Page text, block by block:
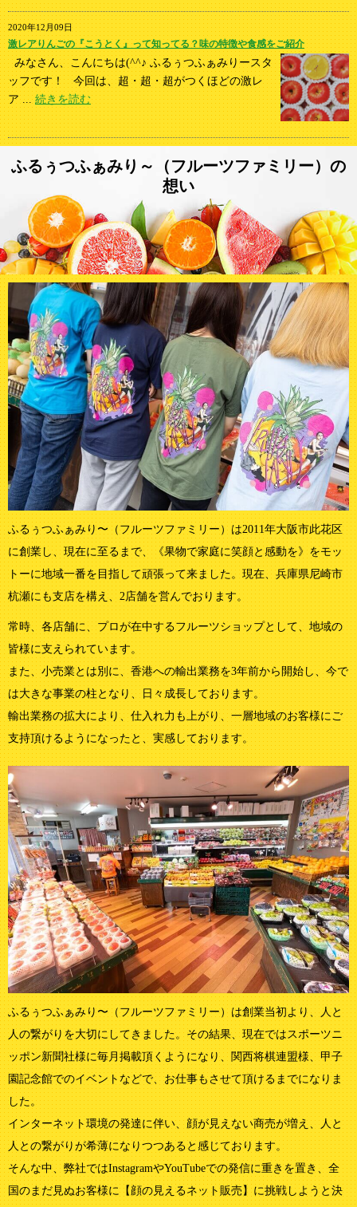
2020年12月09日
激レアりんごの『こうとく』って知ってる？味の特徴や食感をご紹介
みなさん、こんにちは(^^♪ ふるぅつふぁみりースタ
ッフです！ 今回は、超・超・超がつくほどの激レ
ア ... 続きを読む
ふるぅつふぁみり～（フルーツファミリー）の
想い
ふるぅつふぁみり〜（フルーツファミリー）は2011年大阪市此花区
に創業し、現在に至るまで、《果物で家庭に笑顔と感動を》をモッ
トーに地域一番を目指して頑張って来ました。現在、兵庫県尼崎市
杭瀬にも支店を構え、2店舗を営んでおります。
常時、各店舗に、プロが在中するフルーツショップとして、地域の
皆様に支えられています。
また、小売業とは別に、香港への輸出業務を3年前から開始し、今で
は大きな事業の柱となり、日々成長しております。
輸出業務の拡大により、仕入れ力も上がり、一層地域のお客様にご
支持頂けるようになったと、実感しております。
ふるぅつふぁみり〜（フルーツファミリー）は創業当初より、人と
人の繋がりを大切にしてきました。その結果、現在ではスポーツニ
ッポン新聞社様に毎月掲載頂くようになり、関西将棋連盟様、甲子
園記念館でのイベントなどで、お仕事もさせて頂けるまでになりま
した。
インターネット環境の発達に伴い、顔が見えない商売が増え、人と
人との繋がりが希薄になりつつあると感じております。
そんな中、弊社ではInstagramやYouTubeでの発信に重きを置き、全
国のまだ見ぬお客様に【顔の見えるネット販売】に挑戦しようと決